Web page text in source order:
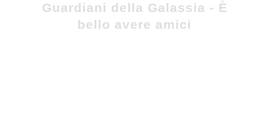
Guardiani della Galassia - È
bello avere amici